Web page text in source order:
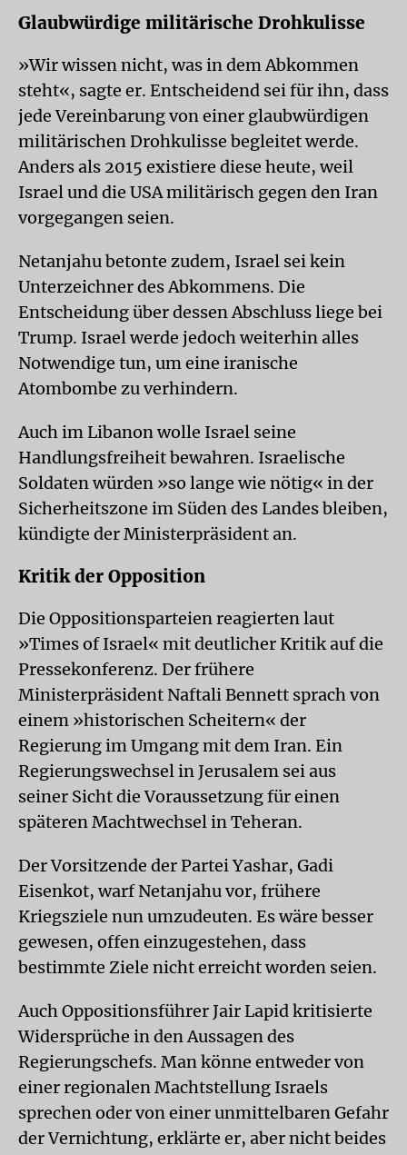
Glaubwürdige militärische Drohkulisse
»Wir wissen nicht, was in dem Abkommen
steht«, sagte er. Entscheidend sei für ihn, dass
jede Vereinbarung von einer glaubwürdigen
militärischen Drohkulisse begleitet werde.
Anders als 2015 existiere diese heute, weil
Israel und die USA militärisch gegen den Iran
vorgegangen seien.
Netanjahu betonte zudem, Israel sei kein
Unterzeichner des Abkommens. Die
Entscheidung über dessen Abschluss liege bei
Trump. Israel werde jedoch weiterhin alles
Notwendige tun, um eine iranische
Atombombe zu verhindern.
Auch im Libanon wolle Israel seine
Handlungsfreiheit bewahren. Israelische
Soldaten würden »so lange wie nötig« in der
Sicherheitszone im Süden des Landes bleiben,
kündigte der Ministerpräsident an.
Kritik der Opposition
Die Oppositionsparteien reagierten laut
»Times of Israel« mit deutlicher Kritik auf die
Pressekonferenz. Der frühere
Ministerpräsident Naftali Bennett sprach von
einem »historischen Scheitern« der
Regierung im Umgang mit dem Iran. Ein
Regierungswechsel in Jerusalem sei aus
seiner Sicht die Voraussetzung für einen
späteren Machtwechsel in Teheran.
Der Vorsitzende der Partei Yashar, Gadi
Eisenkot, warf Netanjahu vor, frühere
Kriegsziele nun umzudeuten. Es wäre besser
gewesen, offen einzugestehen, dass
bestimmte Ziele nicht erreicht worden seien.
Auch Oppositionsführer Jair Lapid kritisierte
Widersprüche in den Aussagen des
Regierungschefs. Man könne entweder von
einer regionalen Machtstellung Israels
sprechen oder von einer unmittelbaren Gefahr
der Vernichtung, erklärte er, aber nicht beides